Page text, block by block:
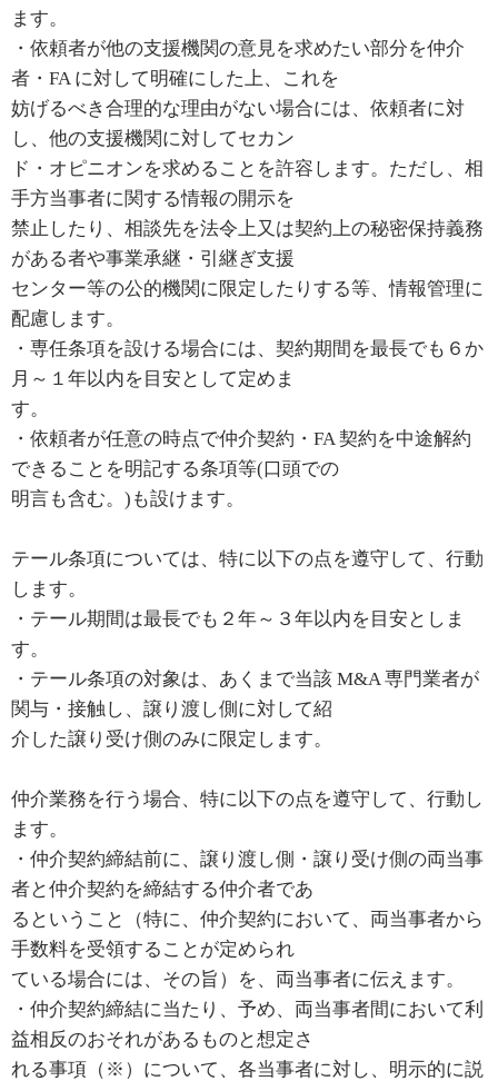
ます。
・依頼者が他の支援機関の意見を求めたい部分を仲介
者・FA に対して明確にした上、これを
妨げるべき合理的な理由がない場合には、依頼者に対
し、他の支援機関に対してセカン
ド・オピニオンを求めることを許容します。ただし、相
手方当事者に関する情報の開示を
禁止したり、相談先を法令上又は契約上の秘密保持義務
がある者や事業承継・引継ぎ支援
センター等の公的機関に限定したりする等、情報管理に
配慮します。
・専任条項を設ける場合には、契約期間を最長でも６か
月～１年以内を目安として定めま
す。
・依頼者が任意の時点で仲介契約・FA 契約を中途解約
できることを明記する条項等(口頭での
明言も含む。)も設けます。
テール条項については、特に以下の点を遵守して、行動
します。
・テール期間は最長でも２年～３年以内を目安としま
す。
・テール条項の対象は、あくまで当該 M&A 専門業者が
関与・接触し、譲り渡し側に対して紹
介した譲り受け側のみに限定します。
仲介業務を行う場合、特に以下の点を遵守して、行動し
ます。
・仲介契約締結前に、譲り渡し側・譲り受け側の両当事
者と仲介契約を締結する仲介者であ
るということ（特に、仲介契約において、両当事者から
手数料を受領することが定められ
ている場合には、その旨）を、両当事者に伝えます。
・仲介契約締結に当たり、予め、両当事者間において利
益相反のおそれがあるものと想定さ
れる事項（※）について、各当事者に対し、明示的に説